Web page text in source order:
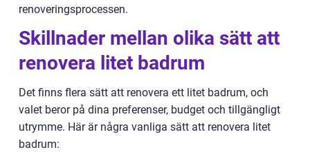
renoveringsprocessen.
Skillnader mellan olika sätt att
renovera litet badrum
Det finns flera sätt att renovera ett litet badrum, och
valet beror på dina preferenser, budget och tillgängligt
utrymme. Här är några vanliga sätt att renovera litet
badrum: